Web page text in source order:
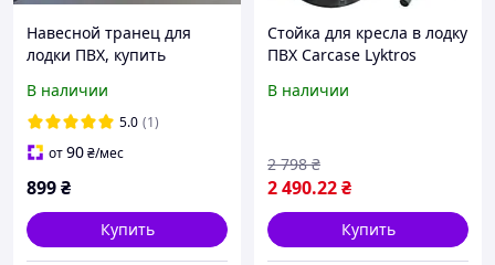
Навесной транец для
лодки ПВХ, купить
мотора (универсальный
комплект), прочная
фанера
В наличии
5.0 (1)
от90₴/мес
899₴
Купить
Стойка для кресла в лодку
ПВХ Carcase Lyktros
для кресла лодки
В наличии
2 490.22₴
2 798 ₴
Купить